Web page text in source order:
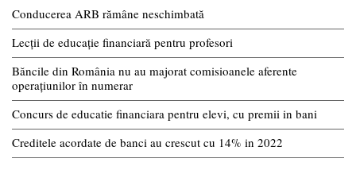
Conducerea ARB rămâne neschimbată
Lecții de educație financiară pentru profesori
Băncile din România nu au majorat comisioanele aferente
operațiunilor în numerar
Concurs de educatie financiara pentru elevi, cu premii in bani
Creditele acordate de banci au crescut cu 14% in 2022